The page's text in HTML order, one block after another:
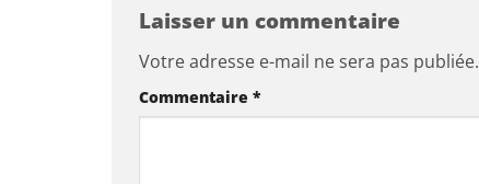
Laisser un commentaire
Votre adresse e-mail ne sera pas publiée.
Commentaire *